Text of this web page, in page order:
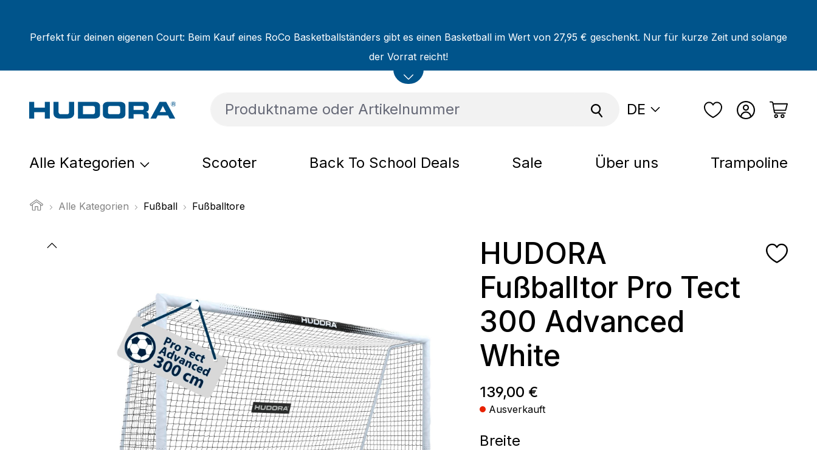
Perfekt für deinen eigenen Court: Beim Kauf eines RoCo Basketballständers gibt es einen Basketball im Wert von 27,95 € geschenkt. Nur für kurze Zeit und solange
der Vorrat reicht!
DE
Alle Kategorien Scooter Back To School Deals Sale Über uns Trampoline
Alle Kategorien Fußball Fußballtore
Bildergalerie überspringen
HUDORA
Fußballtor Pro Tect
300 Advanced
White
Regulärer Preis:
139,00 €
Ausverkauft
Breiteauswählen